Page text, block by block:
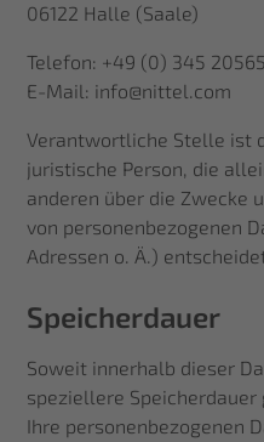
06122 Halle (Saale)
Telefon: +49 (0) 345
E-Mail: info@nittel.com
Verantwortliche Stelle ist
juristische Person, die
anderen über die Zwecke
von personenbezogenen
Adressen o. Ä.)
Speicherdauer
Soweit innerhalb dieser
speziellere
Ihre personenbezogenen